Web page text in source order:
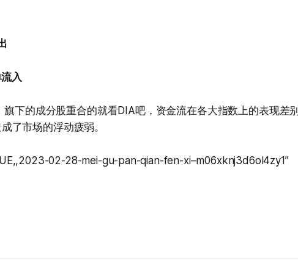
入
旗下的成分股重合的就看DIA吧，资金流在各大指数上的表现差别
了市场的浮动疲弱。
02-28-mei-gu-pan-qian-fen-xi–m06xknj3d6ol4zy1”